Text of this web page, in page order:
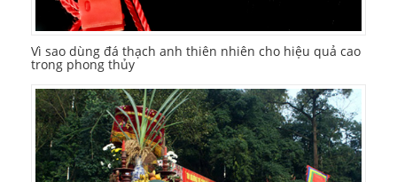
Vì sao dùng đá thạch anh thiên nhiên cho hiệu quả cao
trong phong thủy